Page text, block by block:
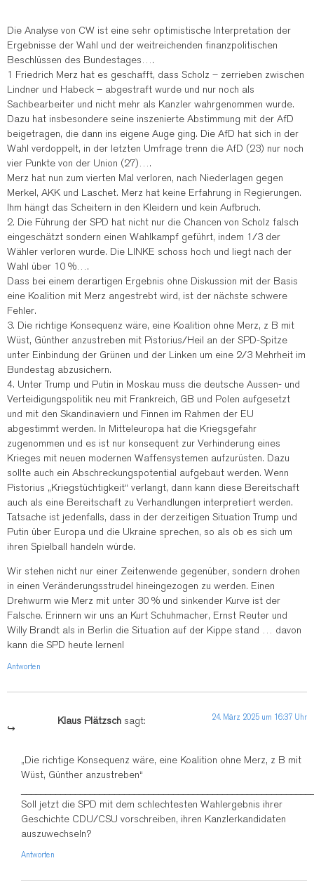
Die Analyse von CW ist eine sehr optimistische Interpretation der
Ergebnisse der Wahl und der weitreichenden finanzpolitischen
Beschlüssen des Bundestages….
1 Friedrich Merz hat es geschafft, dass Scholz – zerrieben zwischen
Lindner und Habeck – abgestraft wurde und nur noch als
Sachbearbeiter und nicht mehr als Kanzler wahrgenommen wurde.
Dazu hat insbesondere seine inszenierte Abstimmung mit der AfD
beigetragen, die dann ins eigene Auge ging. Die AfD hat sich in der
Wahl verdoppelt, in der letzten Umfrage trenn die AfD (23) nur noch
vier Punkte von der Union (27)….
Merz hat nun zum vierten Mal verloren, nach Niederlagen gegen
Merkel, AKK und Laschet. Merz hat keine Erfahrung in Regierungen.
Ihm hängt das Scheitern in den Kleidern und kein Aufbruch.
2. Die Führung der SPD hat nicht nur die Chancen von Scholz falsch
eingeschätzt sondern einen Wahlkampf geführt, indem 1/3 der
Wähler verloren wurde. Die LINKE schoss hoch und liegt nach der
Wahl über 10 %….
Dass bei einem derartigen Ergebnis ohne Diskussion mit der Basis
eine Koalition mit Merz angestrebt wird, ist der nächste schwere
Fehler.
3. Die richtige Konsequenz wäre, eine Koalition ohne Merz, z B mit
Wüst, Günther anzustreben mit Pistorius/Heil an der SPD-Spitze
unter Einbindung der Grünen und der Linken um eine 2/3 Mehrheit im
Bundestag abzusichern.
4. Unter Trump und Putin in Moskau muss die deutsche Aussen- und
Verteidigungspolitik neu mit Frankreich, GB und Polen aufgesetzt
und mit den Skandinaviern und Finnen im Rahmen der EU
abgestimmt werden. In Mitteleuropa hat die Kriegsgefahr
zugenommen und es ist nur konsequent zur Verhinderung eines
Krieges mit neuen modernen Waffensystemen aufzurüsten. Dazu
sollte auch ein Abschreckungspotential aufgebaut werden. Wenn
Pistorius „Kriegstüchtigkeit“ verlangt, dann kann diese Bereitschaft
auch als eine Bereitschaft zu Verhandlungen interpretiert werden.
Tatsache ist jedenfalls, dass in der derzeitigen Situation Trump und
Putin über Europa und die Ukraine sprechen, so als ob es sich um
ihren Spielball handeln würde.
Wir stehen nicht nur einer Zeitenwende gegenüber, sondern drohen
in einen Veränderungsstrudel hineingezogen zu werden. Einen
Drehwurm wie Merz mit unter 30 % und sinkender Kurve ist der
Falsche. Erinnern wir uns an Kurt Schuhmacher, Ernst Reuter und
Willy Brandt als in Berlin die Situation auf der Kippe stand … davon
kann die SPD heute lernen!
Antworten
Klaus Plätzsch sagt: 24. März 2025 um 16:37 Uhr
„Die richtige Konsequenz wäre, eine Koalition ohne Merz, z B mit
Wüst, Günther anzustreben“
Soll jetzt die SPD mit dem schlechtesten Wahlergebnis ihrer
Geschichte CDU/CSU vorschreiben, ihren Kanzlerkandidaten
auszuwechseln?
Antworten